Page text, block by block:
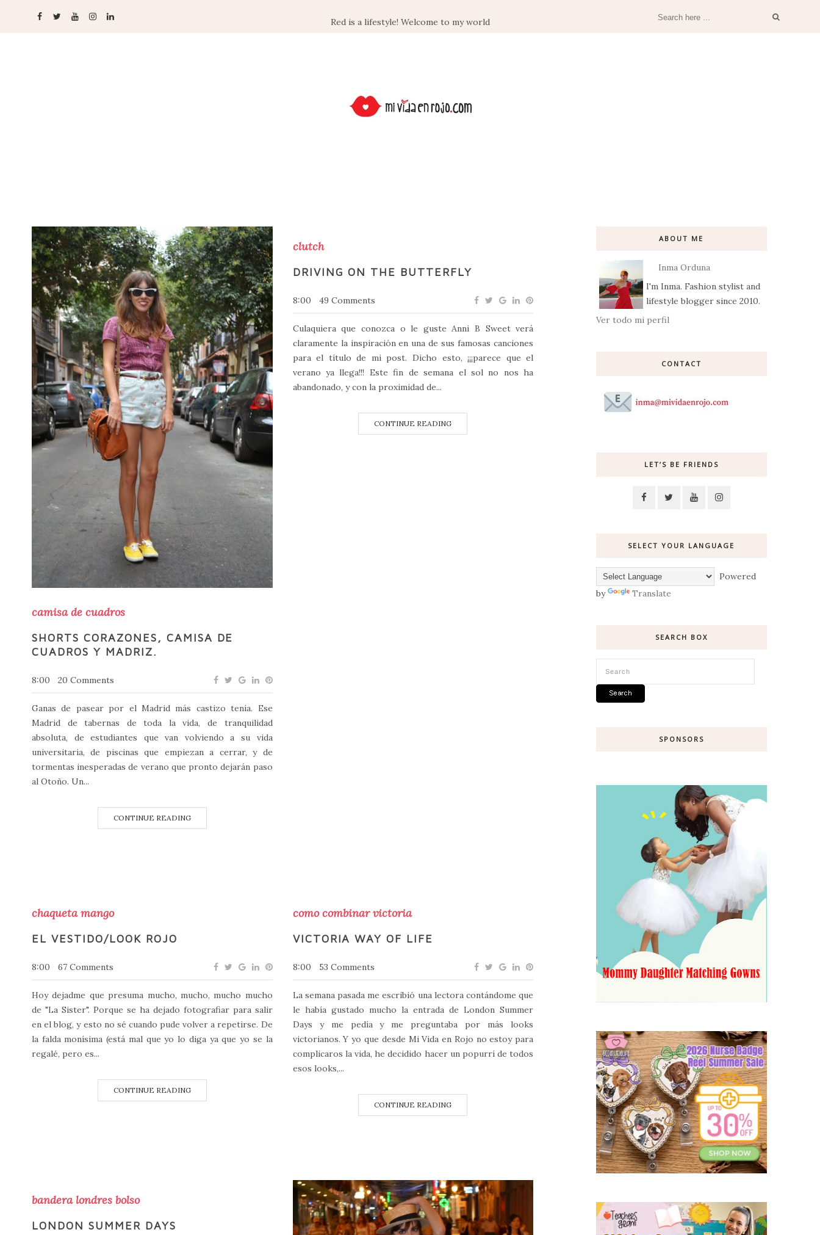
Red is a lifestyle! Welcome to my world
camisa de cuadros
SHORTS CORAZONES, CAMISA DE
CUADROS Y MADRIZ.
8:00 20 Comments
Ganas de pasear por el Madrid más castizo tenía. Ese
Madrid de tabernas de toda la vida, de tranquilidad
absoluta, de estudiantes que van volviendo a su vida
universitaria, de piscinas que empiezan a cerrar, y de
tormentas inesperadas de verano que pronto dejarán paso
al Otoño. Un...
CONTINUE READING
clutch
DRIVING ON THE BUTTERFLY
8:00 49 Comments
Culaquiera que conozca o le guste Anni B Sweet verá
claramente la inspiración en una de sus famosas canciones
para el título de mi post. Dicho esto, ¡¡¡parece que el
verano ya llega!!! Este fin de semana el sol no nos ha
abandonado, y con la proximidad de...
CONTINUE READING
chaqueta mango
EL VESTIDO/LOOK ROJO
8:00 67 Comments
Hoy dejadme que presuma mucho, mucho, mucho mucho
de "La Sister". Porque se ha dejado fotografiar para salir
en el blog, y esto no sé cuando pude volver a repetirse. De
la falda monísima (está mal que yo lo diga ya que yo se la
regalé, pero es...
CONTINUE READING
como combinar victoria
VICTORIA WAY OF LIFE
8:00 53 Comments
La semana pasada me escribió una lectora contándome que
le había gustado mucho la entrada de London Summer
Days y me pedía y me preguntaba por más looks
victorianos. Y yo que desde Mi Vida en Rojo no estoy para
complicaros la vida, he decidido hacer un popurrí de todos
esos looks,...
CONTINUE READING
bandera londres bolso
LONDON SUMMER DAYS
ABOUT ME
Inma Orduna
I'm Inma. Fashion stylist and
lifestyle blogger since 2010.
Ver todo mi perfil
CONTACT
LET’S BE FRIENDS
SELECT YOUR LANGUAGE
Powered
by
Translate
SEARCH BOX
SPONSORS